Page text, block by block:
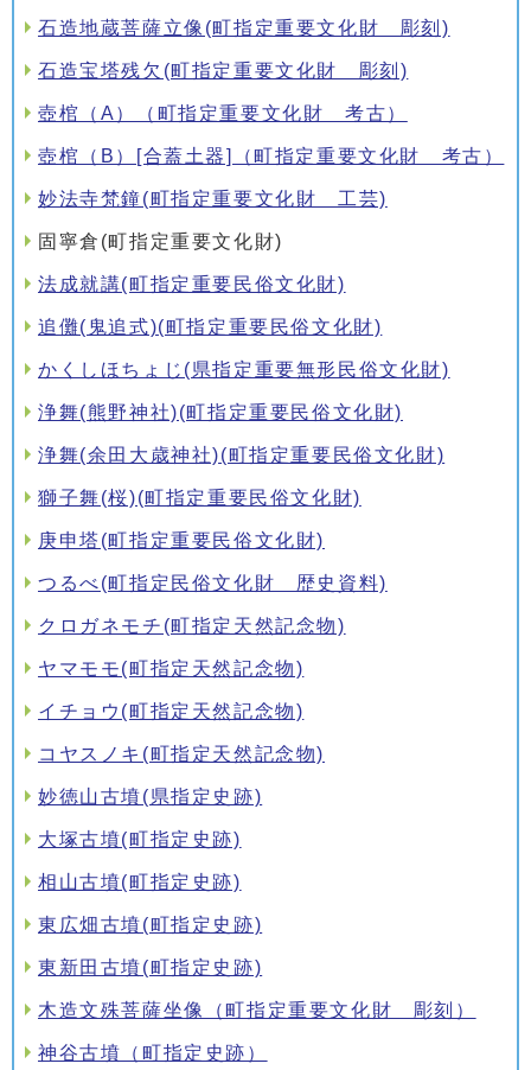
石造地蔵菩薩立像(町指定重要文化財 彫刻)
石造宝塔残欠(町指定重要文化財 彫刻)
壺棺（A）（町指定重要文化財 考古）
壺棺（B）[合蓋土器]（町指定重要文化財 考古）
妙法寺梵鐘(町指定重要文化財 工芸)
固寧倉(町指定重要文化財)
法成就講(町指定重要民俗文化財)
追儺(鬼追式)(町指定重要民俗文化財)
かくしほちょじ(県指定重要無形民俗文化財)
浄舞(熊野神社)(町指定重要民俗文化財)
浄舞(余田大歳神社)(町指定重要民俗文化財)
獅子舞(桜)(町指定重要民俗文化財)
庚申塔(町指定重要民俗文化財)
つるべ(町指定民俗文化財 歴史資料)
クロガネモチ(町指定天然記念物)
ヤマモモ(町指定天然記念物)
イチョウ(町指定天然記念物)
コヤスノキ(町指定天然記念物)
妙徳山古墳(県指定史跡)
大塚古墳(町指定史跡)
相山古墳(町指定史跡)
東広畑古墳(町指定史跡)
東新田古墳(町指定史跡)
木造文殊菩薩坐像（町指定重要文化財 彫刻）
神谷古墳（町指定史跡）